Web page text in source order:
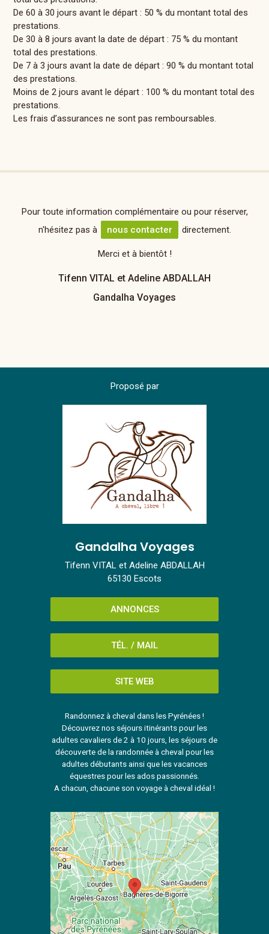
De 60 à 30 jours avant le départ : 50 % du montant total des
prestations.
De 30 à 8 jours avant la date de départ : 75 % du montant
total des prestations.
De 7 à 3 jours avant la date de départ : 90 % du montant total
des prestations.
Moins de 2 jours avant le départ : 100 % du montant total des
prestations.
Les frais d’assurances ne sont pas remboursables.
Pour toute information complémentaire ou pour réserver,
n'hésitez pas à
nous contacter directement.
Merci et à bientôt !
Tifenn VITAL et Adeline ABDALLAH
Gandalha Voyages
Proposé par
Gandalha Voyages
Tifenn VITAL et Adeline ABDALLAH
65130 Escots
ANNONCES
TÉL. / MAIL
SITE WEB
Randonnez à cheval dans les Pyrénées !
Découvrez nos séjours itinérants pour les
adultes cavaliers de 2 à 10 jours, les séjours de
découverte de la randonnée à cheval pour les
adultes débutants ainsi que les vacances
équestres pour les ados passionnés.
A chacun, chacune son voyage à cheval idéal !